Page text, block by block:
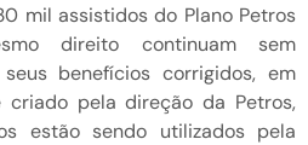
mil assistidos do Plano Petros
direito continuam sem
benefícios corrigidos, em
pela direção da Petros,
estão sendo utilizados pela